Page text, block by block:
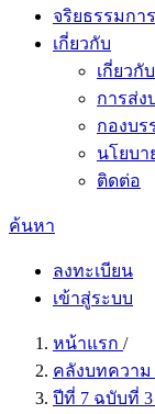
จริยธรรมกา
เกี่ยวกับ
เกี่ยวกั
การส่ง
กองบร
นโยบา
ติดต่อ
ค้นหา
ลงทะเบียน
เข้าสู่ระบบ
หน้าแรก /
คลังบทความ
ปีที่ 7 ฉบับที่ 3